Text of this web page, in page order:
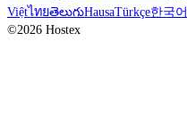
ViệtไทยతెలుగుHausaTürkçe한국어
©2026 Hostex